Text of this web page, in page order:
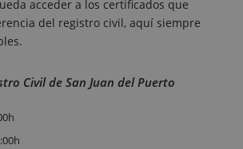
acceder a los certificados que
del registro civil, aquí siempre
Civil de San Juan del Puerto